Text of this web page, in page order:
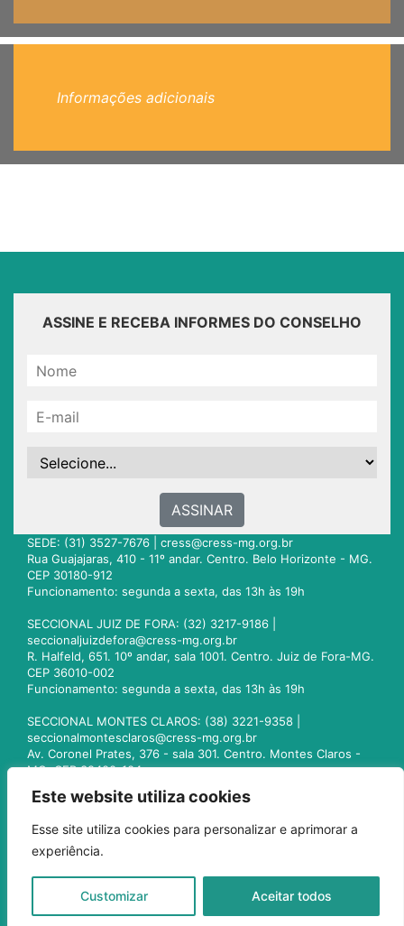
Este website utiliza cookies
Esse site utiliza cookies para personalizar e aprimorar a
experiência.
Customizar Aceitar todos
Informações adicionais
ASSINE E RECEBA INFORMES DO CONSELHO
ASSINAR
SEDE: (31) 3527-7676 | cress@cress-mg.org.br
Rua Guajajaras, 410 - 11º andar. Centro. Belo Horizonte - MG.
CEP 30180-912
Funcionamento: segunda a sexta, das 13h às 19h
SECCIONAL JUIZ DE FORA: (32) 3217-9186 |
seccionaljuizdefora@cress-mg.org.br
R. Halfeld, 651. 10º andar, sala 1001. Centro. Juiz de Fora-MG.
CEP 36010-002
Funcionamento: segunda a sexta, das 13h às 19h
SECCIONAL MONTES CLAROS: (38) 3221-9358 |
seccionalmontesclaros@cress-mg.org.br
Av. Coronel Prates, 376 - sala 301. Centro. Montes Claros -
MG. CEP 39400-104
seccionaluberlandia@cress-mg.org.br
Av. Afonso Pena, 547 - sala 101. Uberlândia - MG. CEP